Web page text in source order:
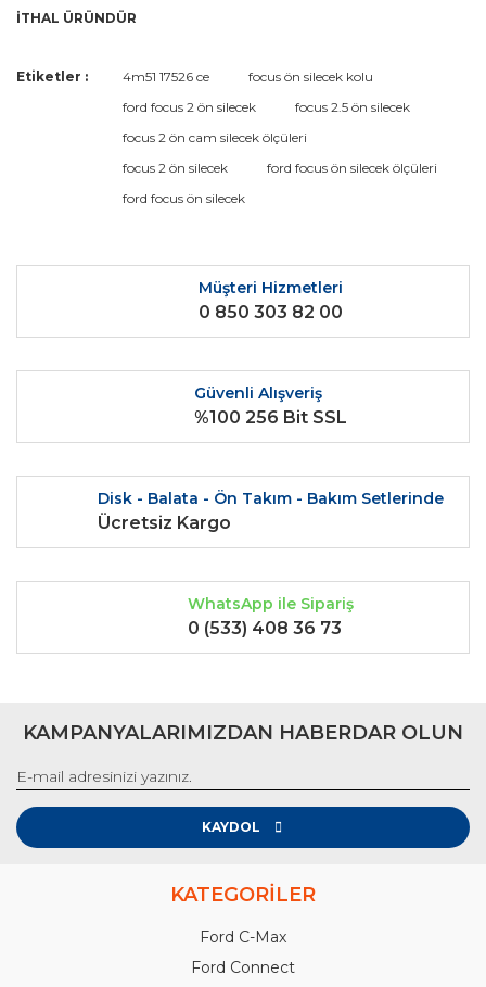
İTHAL ÜRÜNDÜR
Bu ürüne ilk yorumu siz yapın!
Yorum Yaz
Bu ürünün fiyat bilgisi, resim, ürün açıklamalarında ve diğer
kullanarak tarafımıza iletebilirsiniz.
Görüş ve önerileriniz için teşekkür ederiz.
Ürün fiyatı diğer sitelerden daha pahalı.
Bu ürüne benzer farklı alternatifler olmalı.
Etiketler : 4m51 17526 ce
focus ön silecek kolu
ford focus 2 ön silecek
focus 2.5 ön silecek
focus 2 ön cam silecek ölçüleri
focus 2 ön silecek
ford focus ön silecek ölçüleri
ford focus ön silecek
Müşteri Hizmetleri
0 850 303 82 00
Güvenli Alışveriş
%100 256 Bit SSL
Disk - Balata - Ön Takım - Bakım Setlerinde
Ücretsiz Kargo
WhatsApp ile Sipariş
0 (533) 408 36 73
KAMPANYALARIMIZDAN HABERDAR OLUN
KAYDOL
KATEGORİLER
Ford C-Max
Ford Connect